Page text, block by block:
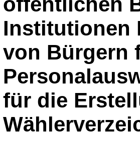
Institutionen
von Bürgern
für die